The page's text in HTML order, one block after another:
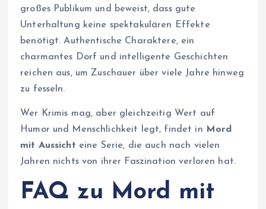
großes Publikum und beweist, dass gute
Unterhaltung keine spektakulären Effekte
benötigt. Authentische Charaktere, ein
charmantes Dorf und intelligente Geschichten
reichen aus, um Zuschauer über viele Jahre hinweg
zu fesseln.
Wer Krimis mag, aber gleichzeitig Wert auf
Humor und Menschlichkeit legt, findet in Mord
mit Aussicht eine Serie, die auch nach vielen
Jahren nichts von ihrer Faszination verloren hat.
FAQ zu Mord mit